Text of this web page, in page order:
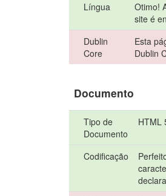
Língua
Otimo!
site é
Dublin
Core
Esta
Dublin
Documento
Tipo de
Documento
HTML
Codificação